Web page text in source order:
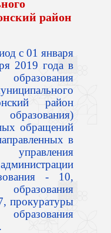
район
с 01 января
2019 года в
район
обращений
в
- 10,
прокуратуры